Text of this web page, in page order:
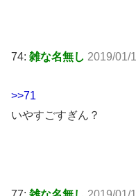
74: 雑な名無し 2019/01/
>>71
いやすごすぎん？